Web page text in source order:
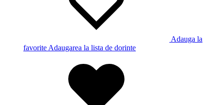
Adauga la
favorite Adaugarea la lista de dorinte